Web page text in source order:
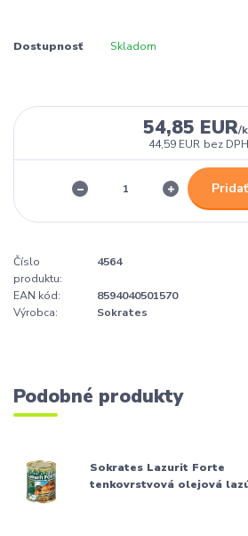
Dostupnosť Skladom
54,85 EUR/
44,59 EUR bez DPH
Číslo
produktu:
4564
EAN kód:
8594040501570
Výrobca:
Sokrates
Podobné produkty
Sokrates Lazurit Forte
tenkovrstvová olejová